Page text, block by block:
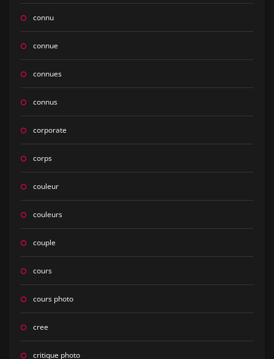
connu
connue
connues
connus
corporate
corps
couleur
couleurs
couple
cours
cours photo
cree
critique photo